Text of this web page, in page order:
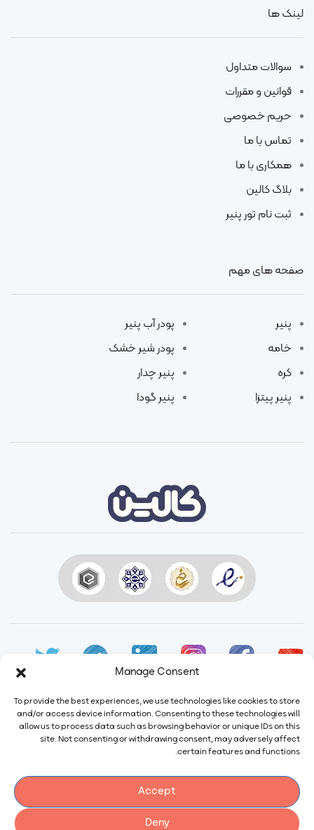
Manage Consent
To provide the best experiences, we use technologies like cookies to store
and/or access device information. Consenting to these technologies will
allow us to process data such as browsing behavior or unique IDs on this
site. Not consenting or withdrawing consent, may adversely affect
certain features and functions.
Accept
Deny
لینک ها
سوالات متداول
قوانین و مقررات
حریم خصوصی
تماس با ما
همکاری با ما
بلاگ کالین
ثبت نام تور پنیر
صفحه های مهم
پنیر
خامه
کره
پنیر پیتزا
پودر آب پنیر
پودر شیر خشک
پنیر چدار
پنیر گودا
ایمیل:info@calindairy.com
شماره تماس:۶۷۱۵۲ (۰۲۱)
شماره فکس:۶۵۴۳۹۴۸۷ (۰۲۱)
آدرس: ایران، تهران، شهریار، شهرک صنعتی صفادشت بلوار اردیبهشت،
نبش سوم غربی، شماره ۲۱۶